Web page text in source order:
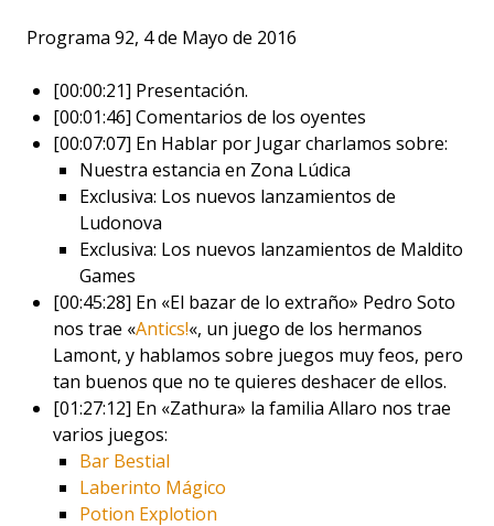
Programa 92, 4 de Mayo de 2016
[00:00:21] Presentación.
[00:01:46] Comentarios de los oyentes
[00:07:07] En Hablar por Jugar charlamos sobre:
Nuestra estancia en Zona Lúdica
Exclusiva: Los nuevos lanzamientos de
Ludonova
Exclusiva: Los nuevos lanzamientos de Maldito
Games
[00:45:28] En «El bazar de lo extraño» Pedro Soto
nos trae «Antics!«, un juego de los hermanos
Lamont, y hablamos sobre juegos muy feos, pero
tan buenos que no te quieres deshacer de ellos.
[01:27:12] En «Zathura» la familia Allaro nos trae
varios juegos:
Bar Bestial
Laberinto Mágico
Potion Explotion